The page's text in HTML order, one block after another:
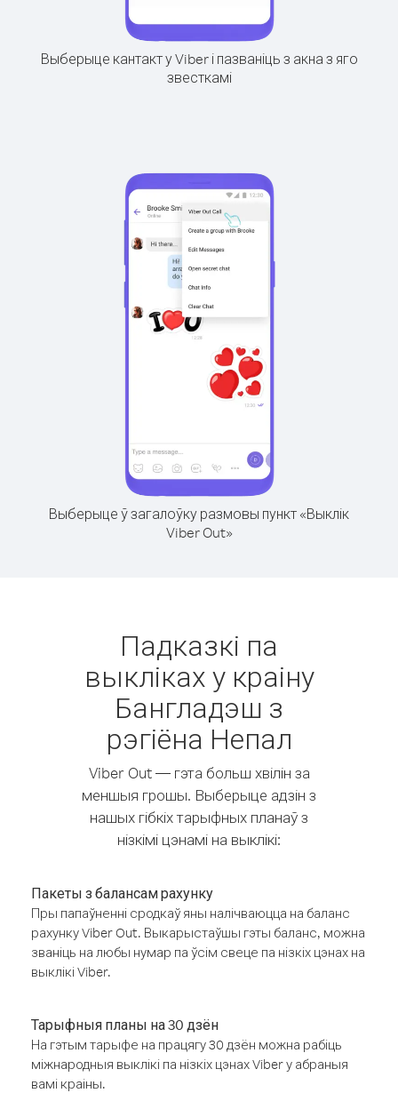
Выберыце кантакт у Viber і пазваніць з акна з яго
звесткамі
Выберыце ў загалоўку размовы пункт «Выклік
Viber Out»
Падказкі па
выкліках у краіну
Бангладэш з
рэгіёна Непал
Viber Out — гэта больш хвілін за
меншыя грошы. Выберыце адзін з
нашых гібкіх тарыфных планаў з
нізкімі цэнамі на выклікі:
Пакеты з балансам рахунку
Пры папаўненні сродкаў яны налічваюцца на баланс
рахунку Viber Out. Выкарыстаўшы гэты баланс, можна
званіць на любы нумар па ўсім свеце па нізкіх цэнах на
выклікі Viber.
Тарыфныя планы на 30 дзён
На гэтым тарыфе на працягу 30 дзён можна рабіць
міжнародныя выклікі па нізкіх цэнах Viber у абраныя
вамі краіны.